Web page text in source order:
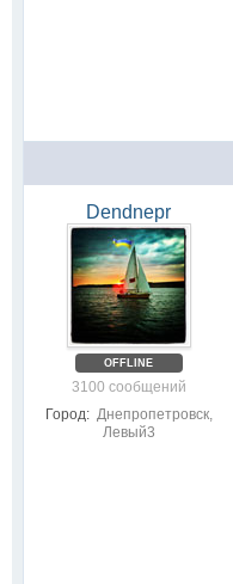
Dendnepr
OFFLINE
3100 сообщений
Город: Днепропетровск,
Левый3